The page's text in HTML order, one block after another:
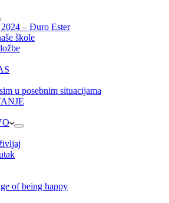
– Đuro Ester
škole
u posebnim situacijama
of being happy